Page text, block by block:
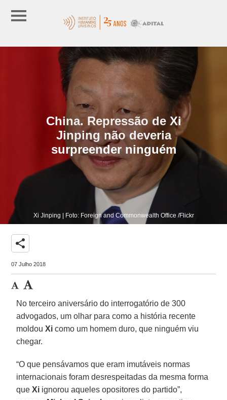
China. Repressão de Xi
Jinping não deveria
surpreender ninguém
Xi Jinping | Foto: Foreign and Commonwealth Office /Flickr
share
07 Julho 2018
No terceiro aniversário do interrogatório de 300
advogados, um olhar para como a história recente
moldouXi como um homem duro, que ninguém viu
chegar.
“O que pensávamos que eram imutáveis normas
internacionais foram desrespeitadas da mesma forma
queXi ignorou aqueles opositores do partido”,